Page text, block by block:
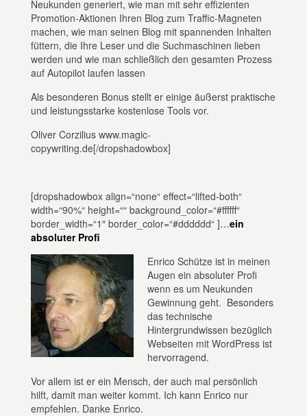
Neukunden generiert, wie man mit sehr effizienten
Promotion-Aktionen Ihren Blog zum Traffic-Magneten
machen, wie man seinen Blog mit spannenden Inhalten
füttern, die Ihre Leser und die Suchmaschinen lieben
werden und wie man schließlich den gesamten Prozess
auf Autopilot laufen lassen
Als besonderen Bonus stellt er einige äußerst praktische
und leistungsstarke kostenlose Tools vor.
Oliver Corzilius www.magic-
copywriting.de[/dropshadowbox]
[dropshadowbox align=“none“ effect=“lifted-both“
width=“90%“ height=““ background_color=“#ffffff“
border_width=“1″ border_color=“#dddddd“ ]…ein
absoluter Profi
Enrico Schütze ist in meinen
Augen ein absoluter Profi
wenn es um Neukunden
Gewinnung geht. Besonders
das technische
Hintergrundwissen bezüglich
Webseiten mit WordPress ist
hervorragend.
Vor allem ist er ein Mensch, der auch mal persönlich
hilft, damit man weiter kommt. Ich kann Enrico nur
empfehlen. Danke Enrico.